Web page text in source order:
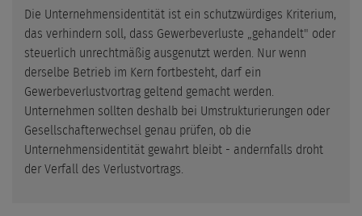
Die Unternehmensidentität ist ein schutzwürdiges Kriterium,
das verhindern soll, dass Gewerbeverluste „gehandelt" oder
steuerlich unrechtmäßig ausgenutzt werden. Nur wenn
derselbe Betrieb im Kern fortbesteht, darf ein
Gewerbeverlustvortrag geltend gemacht werden.
Unternehmen sollten deshalb bei Umstrukturierungen oder
Gesellschafterwechsel genau prüfen, ob die
Unternehmensidentität gewahrt bleibt - andernfalls droht
der Verfall des Verlustvortrags.